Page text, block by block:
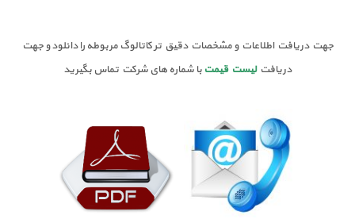
جهت دریافت اطلاعات و مشخصات دقیق تر کاتالوگ مربوطه را دانلود و جهت
دریافت لیست قیمت با شماره های شرکت تماس بگیرید